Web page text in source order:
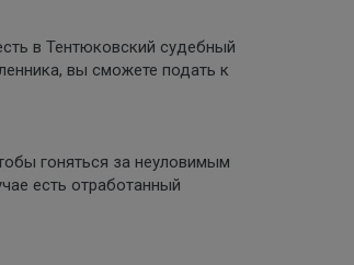
в Тентюковский судебный
вы сможете подать к
гоняться за неуловимым
есть отработанный